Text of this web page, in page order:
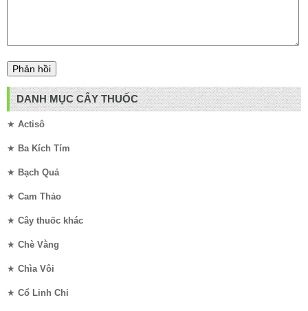
DANH MỤC CÂY THUỐC
★ Actisô
★ Ba Kích Tím
★ Bạch Quả
★ Cam Thảo
★ Cây thuốc khác
★ Chè Vằng
★ Chìa Vôi
★ Cổ Linh Chi